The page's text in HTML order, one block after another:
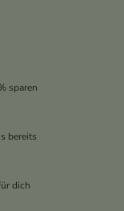
sparen
bereits
dich